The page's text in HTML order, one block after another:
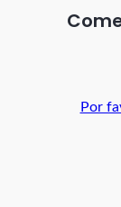
Por